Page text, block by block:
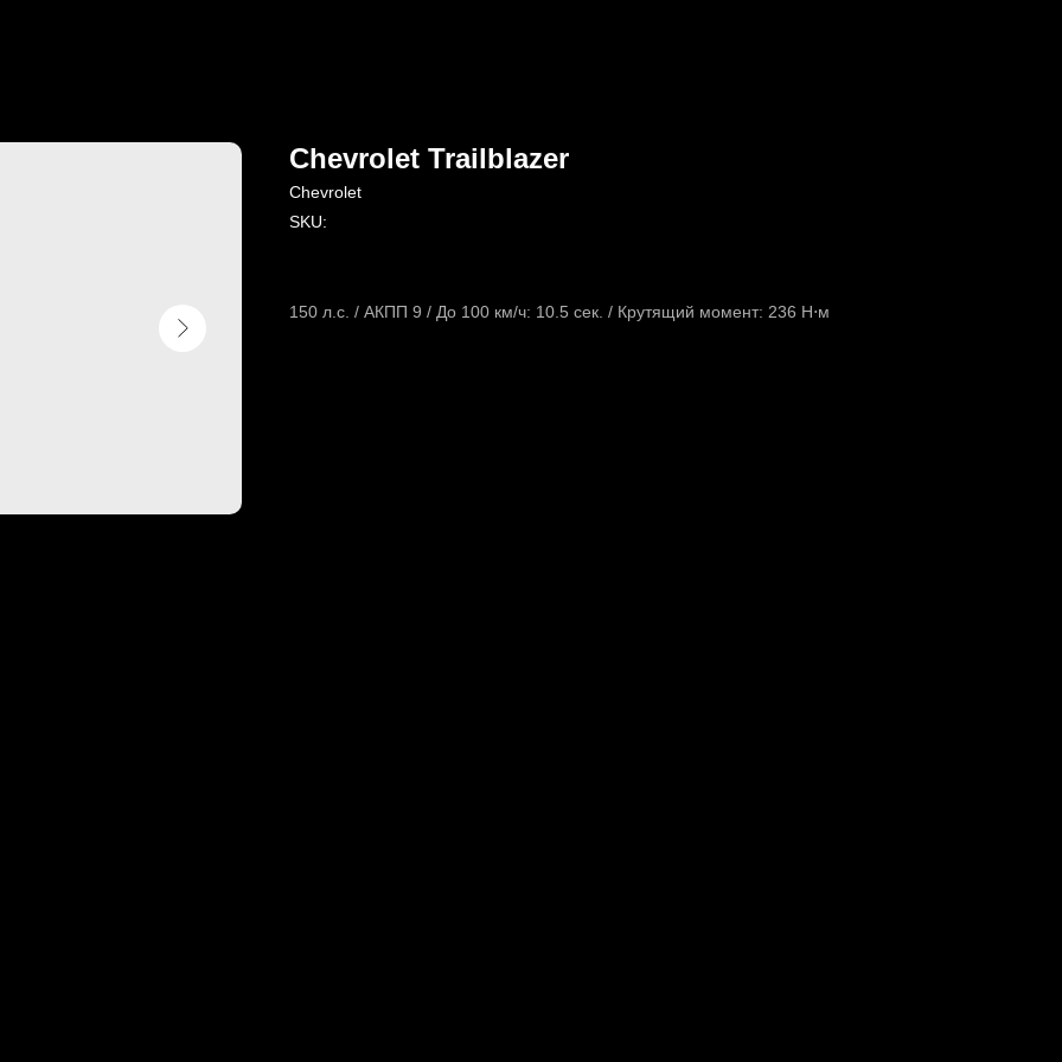
Chevrolet Trailblazer
Chevrolet
SKU:
150 л.с. / АКПП 9 / До 100 км/ч: 10.5 сек. / Крутящий момент: 236 Н⋅м